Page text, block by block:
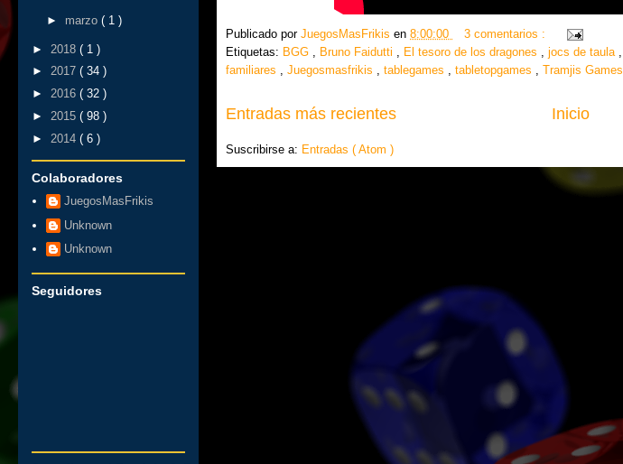
Publicado por JuegosMasFrikis en 8:00:00
3 comentarios :
Etiquetas: BGG Bruno Faidutti El tesoro de los dragones jocs de taula
familiares
Juegosmasfrikis tablegames tabletopgames Tramjis Games
Entradas más recientes Inicio
Suscribirse a: Entradas ( Atom )
► marzo ( 1 )
► 2018 ( 1 )
► 2017 ( 34 )
► 2016 ( 32 )
► 2015 ( 98 )
► 2014 ( 6 )
Colaboradores
JuegosMasFrikis
Unknown
Unknown
Seguidores